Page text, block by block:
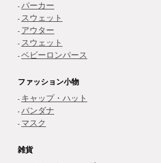
パーカー
スウェット
アウター
スウェット
ベビーロンパース
ファッション小物
キャップ・ハット
バンダナ
マスク
雑貨